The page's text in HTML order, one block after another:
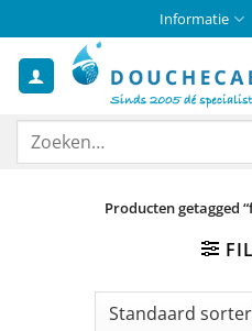
naar
inhoud
Informatie
Zoeken
Producten getagged